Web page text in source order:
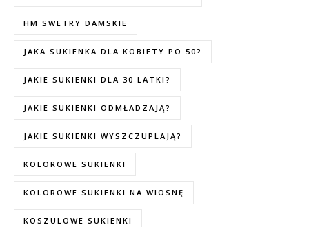
HM SWETRY DAMSKIE
JAKA SUKIENKA DLA KOBIETY PO 50?
JAKIE SUKIENKI DLA 30 LATKI?
JAKIE SUKIENKI ODMŁADZAJĄ?
JAKIE SUKIENKI WYSZCZUPLAJĄ?
KOLOROWE SUKIENKI
KOLOROWE SUKIENKI NA WIOSNĘ
KOSZULOWE SUKIENKI